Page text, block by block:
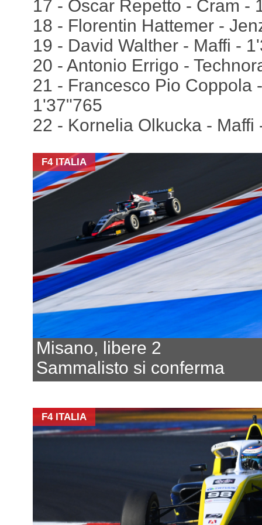
17 - Oscar Repetto - Cram -
18 - Florentin Hattemer -
19 - David Walther - Maffi -
20 - Antonio Errigo -
21 - Francesco Pio Coppola
1'37"765
22 - Kornelia Olkucka - Maffi
F4 ITALIA
Misano, libere 2
Sammalisto si conferma
F4 ITALIA